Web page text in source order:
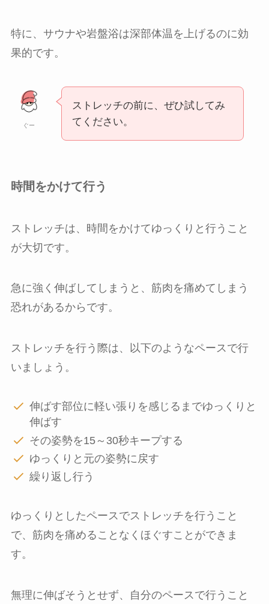
特に、サウナや岩盤浴は深部体温を上げるのに効
果的です。
ぐー
ストレッチの前に、ぜひ試してみ
てください。
時間をかけて行う
ストレッチは、時間をかけてゆっくりと行うこと
が大切です。
急に強く伸ばしてしまうと、筋肉を痛めてしまう
恐れがあるからです。
ストレッチを行う際は、以下のようなペースで行
いましょう。
伸ばす部位に軽い張りを感じるまでゆっくりと
伸ばす
その姿勢を15～30秒キープする
ゆっくりと元の姿勢に戻す
繰り返し行う
ゆっくりとしたペースでストレッチを行うこと
で、筋肉を痛めることなくほぐすことができま
す。
無理に伸ばそうとせず、自分のペースで行うこと